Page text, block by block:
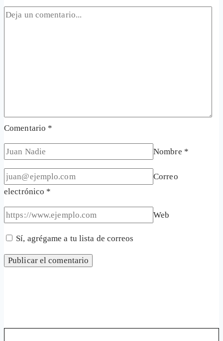
Comentario *
Nombre *
Correo
electrónico *
Web
Sí, agrégame a tu lista de correos